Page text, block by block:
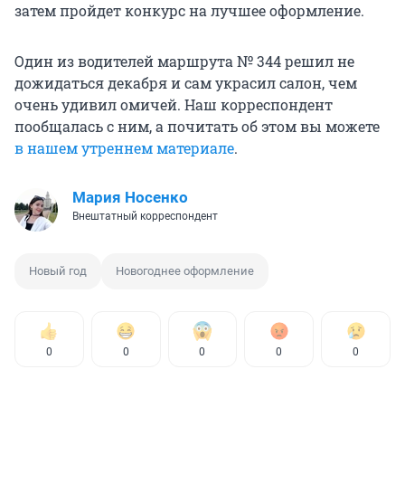
затем пройдет конкурс на лучшее оформление.
Один из водителей маршрута № 344 решил не
дожидаться декабря и сам украсил салон, чем
очень удивил омичей. Наш корреспондент
пообщалась с ним, а почитать об этом вы можете
в нашем утреннем материале.
Мария Носенко
Внештатный корреспондент
Новый год Новогоднее оформление
0 0 0 0 0